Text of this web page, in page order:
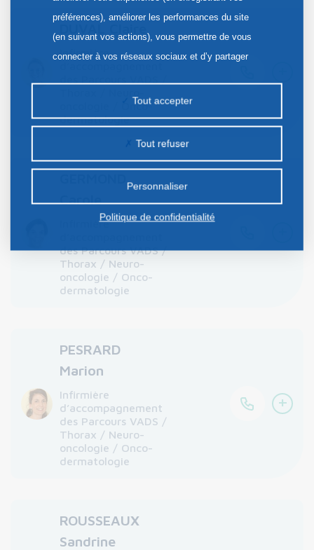
Infirmière
oncologie / Onco-
dermatologie
Carole
Infirmière
des Parcours VADS /
Thorax / Neuro-
oncologie / Onco-
dermatologie
PESRARD
Marion
Infirmière
d’accompagnement
des Parcours VADS /
Thorax / Neuro-
oncologie / Onco-
dermatologie
+
ROUSSEAUX
Sandrine
préférences), améliorer les performances du site
(en suivant vos actions), vous permettre de vous
connecter à vos réseaux sociaux et d’y partager
la publicité personnalisée sur notre site ou ceux de
nos partenaires. Certains traceurs non classés
préalable.
Tout accepter
Tout refuser
Personnaliser
Politique de confidentialité